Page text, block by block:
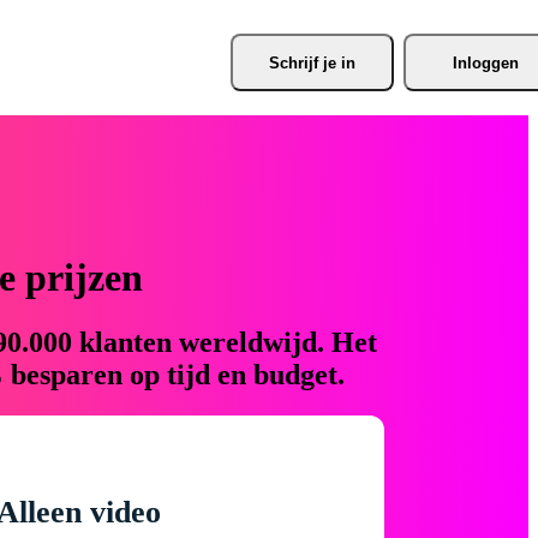
Schrijf je in Inloggen
prijzen
klanten wereldwijd. Het
op tijd en budget.
video